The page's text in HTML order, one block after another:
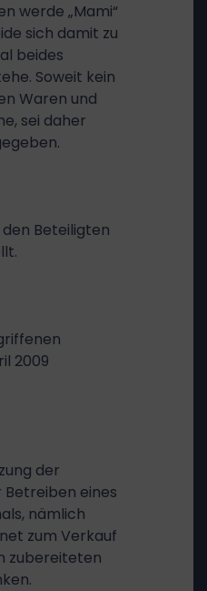
werde „Mami“
sich damit zu
beides
Soweit kein
Waren und
sei daher
Beteiligten
2009
der
eines
nämlich
zum Verkauf
zubereiteten